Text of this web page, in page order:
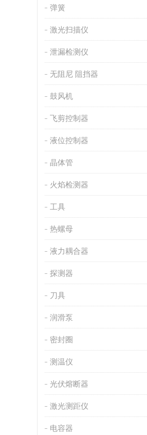
弹簧
激光扫描仪
泄漏检测仪
无阻尼 阻挡器
鼓风机
飞剪控制器
液位控制器
晶体管
火焰检测器
工具
热螺母
液力耦合器
探测器
刀具
润滑泵
密封圈
测温仪
光伏熔断器
激光测距仪
电容器